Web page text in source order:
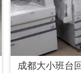
成都大小班台